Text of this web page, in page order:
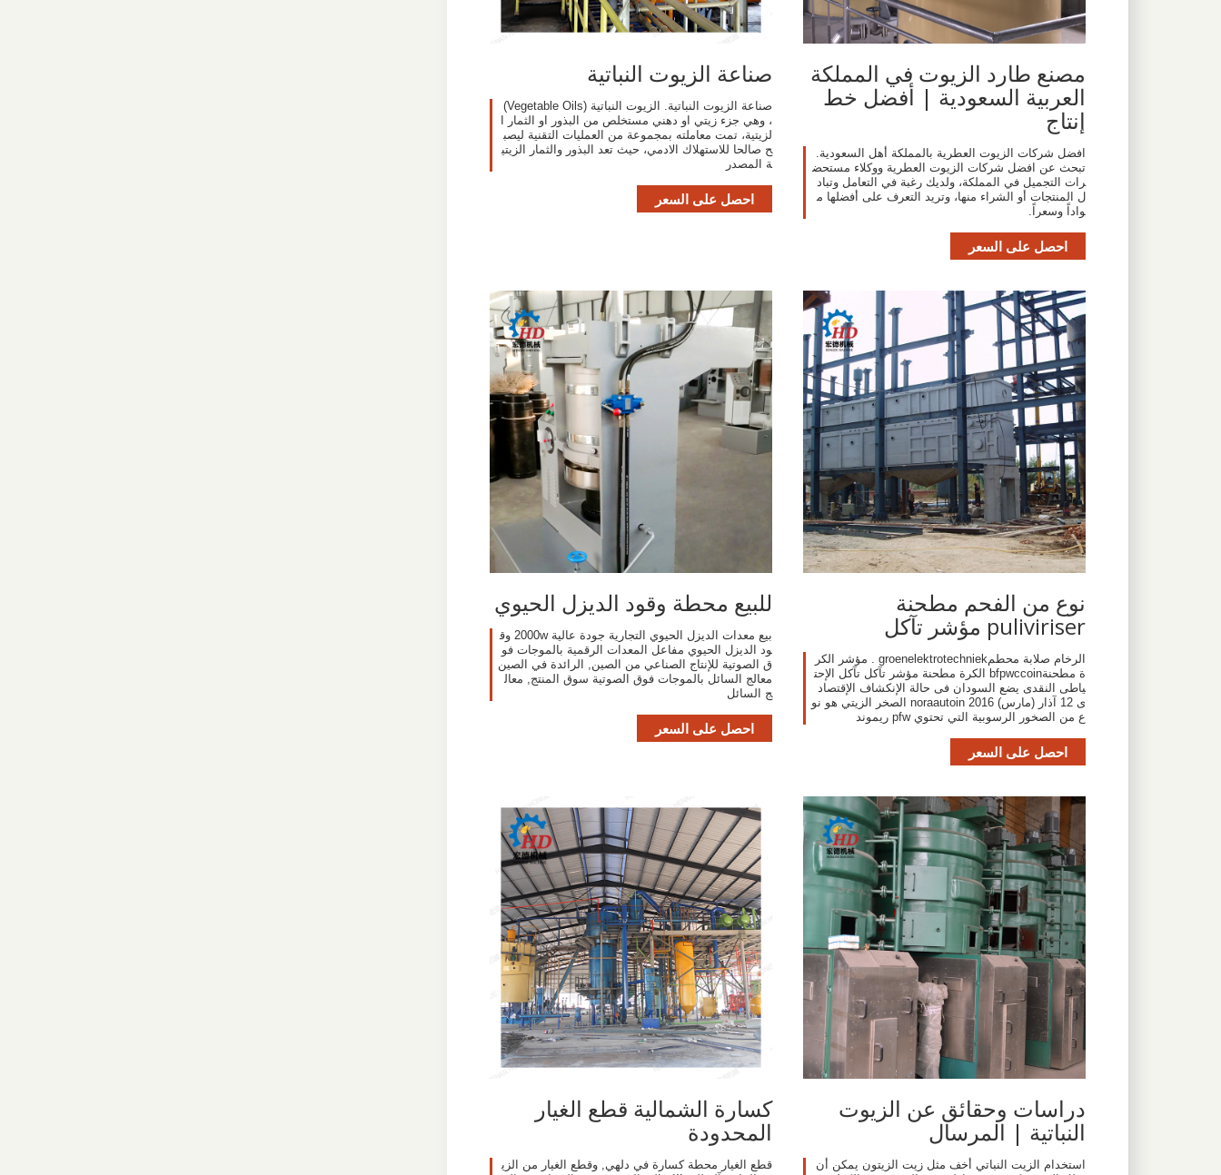
مصنع طارد الزيوت في المملكة
العربية السعودية | أفضل خط
إنتاج
افضل شركات الزيوت العطرية بالمملكة أهل السعودية.
تبحث عن افضل شركات الزيوت العطرية ووكلاء مستحض
رات التجميل في المملكة، ولديك رغبة في التعامل وتباد
ل المنتجات أو الشراء منها، وتريد التعرف على أفضلها م
واداً وسعراً.
احصل على السعر
صناعة الزيوت النباتية
صناعة الزيوت النباتية. الزيوت النباتية (Vegetable Oils)
، وهي جزء زيتي او دهني مستخلص من البذور او الثمار ا
لزيتية، تمت معاملته بمجموعة من العمليات التقنية ليصب
ح صالحا للاستهلاك الادمي، حيث تعد البذور والثمار الزيتي
ة المصدر
احصل على السعر
نوع من الفحم مطحنة
puliviriser مؤشر تآكل
الرخام صلابة محطمgroenelektrotechniek . مؤشر الكر
ة مطحنةbfpwccoin الكرة مطحنة مؤشر تآكل تآكل الإحت
ياطى النقدى يضع السودان فى حالة الإنكشاف الإقتصاد
ى 12 آذار (مارس) 2016 noraautoin الصخر الزيتي هو نو
ع من الصخور الرسوبية التي تحتوي pfw ريموند
احصل على السعر
للبيع محطة وقود الديزل الحيوي
بيع معدات الديزل الحيوي التجارية جودة عالية 2000w وق
ود الديزل الحيوي مفاعل المعدات الرقمية بالموجات فو
ق الصوتية للإنتاج الصناعي من الصين, الرائدة في الصين
معالج السائل بالموجات فوق الصوتية سوق المنتج, معال
ج السائل
احصل على السعر
دراسات وحقائق عن الزيوت
النباتية | المرسال
استخدام الزيت النباتي أخف مثل زيت الزيتون يمكن أن
كسارة الشمالية قطع الغيار
المحدودة
قطع الغيار محطة كسارة في دلهي, وقطع الغيار من الزي